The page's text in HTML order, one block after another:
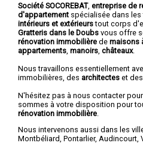
Société SOCOREBAT, entreprise de
d'appartement spécialisée dans les
intérieurs et extérieurstout corps
Gratteris dans le Doubs vous offre
rénovation immobilière de maisons
appartements manoirs châteaux.
Nous travaillons essentiellement
immobilières, des architectes et
N'hésitez pas à nous contacter
sommes à votre disposition pour
rénovation immobilière
Nous intervenons aussi dans les
Montbéliard, Pontarlier, Audincourt,